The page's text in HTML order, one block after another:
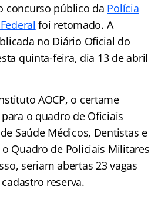
concurso público da Polícia
foi retomado. A
no Diário Oficial do
quinta-feira, dia 13 de abril
AOCP, o certame
o quadro de Oficiais
Saúde Médicos, Dentistas e
Quadro de Policiais Militares
seriam abertas 23 vagas
reserva.